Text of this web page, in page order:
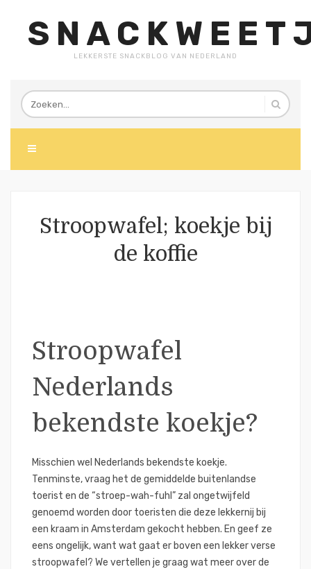
LEKKERSTE SNACKBLOG VAN NEDERLAND
Stroopwafel; koekje bij
de koffie
Stroopwafel
Nederlands
bekendste koekje?
Misschien wel Nederlands bekendste koekje.
Tenminste, vraag het de gemiddelde buitenlandse
toerist en de “stroep-wah-fuhl” zal ongetwijfeld
genoemd worden door toeristen die deze lekkernij bij
een kraam in Amsterdam gekocht hebben. En geef ze
eens ongelijk, want wat gaat er boven een lekker verse
stroopwafel? We vertellen je graag wat meer over de